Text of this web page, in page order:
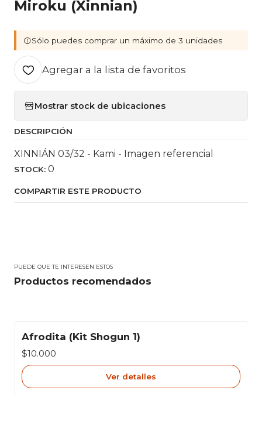
Miroku (Xinnian)
Sólo puedes comprar un máximo de 3 unidades
Agregar a la lista de favoritos
Mostrar stock de ubicaciones
DESCRIPCIÓN
XINNIÁN 03/32 - Kami - Imagen referencial
STOCK: 0
COMPARTIR ESTE PRODUCTO
PUEDE QUE TE INTERESEN ESTOS
Productos recomendados
Agotado
Afrodita (Kit Shogun 1)
$10.000
Ver detalles